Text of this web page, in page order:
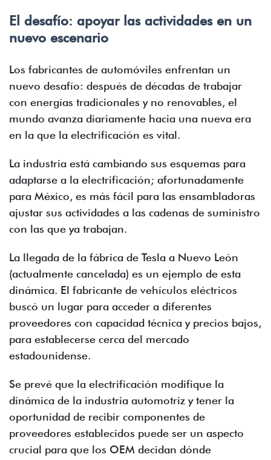
El desafío: apoyar las actividades en un
nuevo escenario
Los fabricantes de automóviles enfrentan un
nuevo desafío: después de décadas de trabajar
con energías tradicionales y no renovables, el
mundo avanza diariamente hacia una nueva era
en la que la electrificación es vital.
La industria está cambiando sus esquemas para
adaptarse a la electrificación; afortunadamente
para México, es más fácil para las ensambladoras
ajustar sus actividades a las cadenas de suministro
con las que ya trabajan.
La llegada de la fábrica de Tesla a Nuevo León
(actualmente cancelada) es un ejemplo de esta
dinámica. El fabricante de vehículos eléctricos
buscó un lugar para acceder a diferentes
proveedores con capacidad técnica y precios bajos,
para establecerse cerca del mercado
estadounidense.
Se prevé que la electrificación modifique la
dinámica de la industria automotriz y tener la
oportunidad de recibir componentes de
proveedores establecidos puede ser un aspecto
crucial para que los OEM decidan dónde